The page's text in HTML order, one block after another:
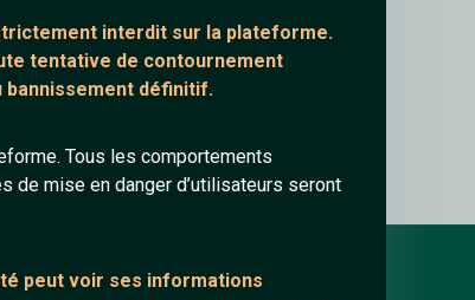
interdit sur la plateforme.
tentative de contournement
bannissement définitif.
Tous les comportements
de mise en danger d’utilisateurs seront
peut voir ses informations